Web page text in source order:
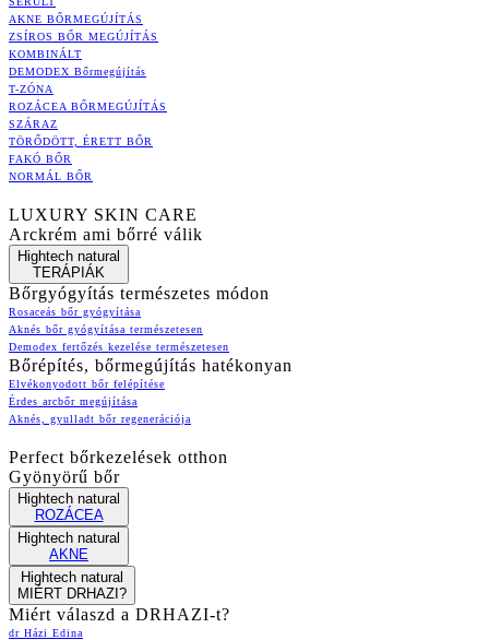
AKNE BŐRMEGÚJÍTÁS
ZSÍROS BŐR MEGÚJÍTÁS
KOMBINÁLT
DEMODEX Bőrmegújítás
T-ZÓNA
ROZÁCEA BŐRMEGÚJÍTÁS
SZÁRAZ
TÖRŐDÖTT, ÉRETT BŐR
FAKÓ BŐR
NORMÁL BŐR
LUXURY SKIN CARE
Arckrém ami bőrré válik
Hightech natural
TERÁPIÁK
Bőrgyógyítás természetes módon
Rosaceás bőr gyógyítása
Aknés bőr gyógyítása természetesen
Demodex fertőzés kezelése természetesen
Bőrépítés, bőrmegújítás hatékonyan
Elvékonyodott bőr felépítése
Érdes arcbőr megújítása
Aknés, gyulladt bőr regenerációja
Perfect bőrkezelések otthon
Gyönyörű bőr
Hightech natural
ROZÁCEA
Hightech natural
AKNE
Hightech natural
MIÉRT DRHAZI?
Miért válaszd a DRHAZI-t?
dr Házi Edina